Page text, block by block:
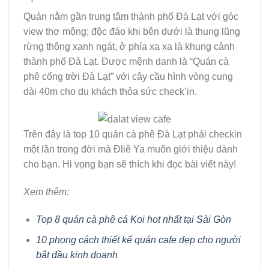
Quán nằm gần trung tâm thành phố Đà Lạt với góc
view thơ mộng; độc đáo khi bên dưới là thung lũng
rừng thông xanh ngát, ở phía xa xa là khung cảnh
thành phố Đà Lạt. Được mệnh danh là “Quán cà
phê cổng trời Đà Lạt” với cây cầu hình vòng cung
dài 40m cho du khách thỏa sức check’in.
Trên đây là top 10 quán cà phê Đà Lạt phải checkin
một lần trong đời mà Đliê Ya muốn giới thiệu dành
cho bạn. Hi vọng bạn sẽ thích khi đọc bài viết này!
Xem thêm:
Top 8 quán cà phê cá Koi hot nhất tại Sài Gòn
10 phong cách thiết kế quán cafe đẹp cho người
bắt đầu kinh doanh